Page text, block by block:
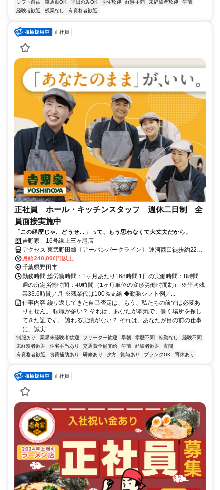
シフト自由
車通勤OK 平日のみOK 学生歓迎 経験不問 未経験者歓迎
午前
経験者歓迎
残業なし 有資格者歓迎
正社員
正社員 ホール・キッチンスタッフ 週休二日制 全
員面接実施中
「この経歴じゃ、どうせ…」って、もう思わなくて大丈夫だから。
吉野家 16号線上三ヶ尾店
アクセス 東武野田線〔アーバンパークライン〕 運河西口徒歩約22
分、東武野田線〔アーバンパークライン〕 梅郷東口徒歩約30分、東
武野田線〔アーバンパークライン〕 江戸川台西口徒歩約48分 ※エリ
ア限定採用を実施しております。基本的に転居は発生しません。 ※
配属店舗は人員状況により決定します。
月給240,000円以上
千葉県野田市
勤務時間 総労働時間：1ヶ月あたり168時間 1日の実働時間：8時間
週の所定労働時間：40時間（1ヶ月単位の変形労働時間制） ※平均残
業33.6時間／月 ※残業代は100％支給 ◆勤務シフト例／...
仕事内容 繰り返してきた自己否定は、もう、私たちの前では必要あ
りません。 転職が多い？ それは、あなたが本気で、働く場所を探し
てきた証です。 誇れる実績がない？ それは、あなたが目の前の仕事
に、誠実...
制服あり 業界未経験者歓迎 フリーター歓迎 早朝 学歴不問 転勤なし
経験不問
未経験者歓迎
住宅手当あり 交通費全額支給 午前 経験者歓迎
夜間
有資格者歓迎
食費補助あり 研修あり 夕方 賞与あり ブランクOK 育休あり
正社員